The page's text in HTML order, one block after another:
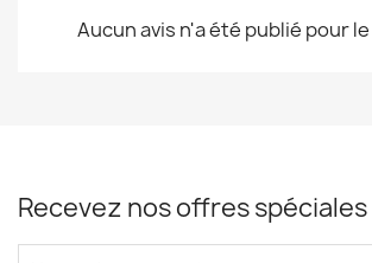
Aucun avis n'a été publié pour
Recevez nos offres spéciales